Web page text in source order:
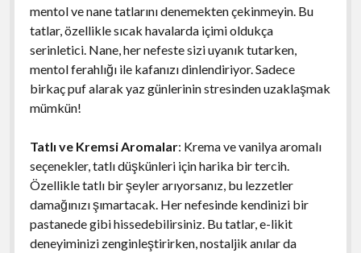
mentol ve nane tatlarını denemekten çekinmeyin. Bu
tatlar, özellikle sıcak havalarda içimi oldukça
serinletici. Nane, her nefeste sizi uyanık tutarken,
mentol ferahlığı ile kafanızı dinlendiriyor. Sadece
birkaç puf alarak yaz günlerinin stresinden uzaklaşmak
mümkün!
Tatlı ve Kremsi Aromalar: Krema ve vanilya aromalı
seçenekler, tatlı düşkünleri için harika bir tercih.
Özellikle tatlı bir şeyler arıyorsanız, bu lezzetler
damağınızı şımartacak. Her nefesinde kendinizi bir
pastanede gibi hissedebilirsiniz. Bu tatlar, e-likit
deneyiminizi zenginleştirirken, nostaljik anılar da